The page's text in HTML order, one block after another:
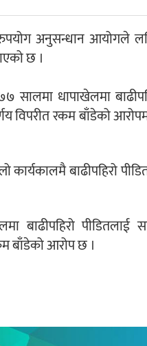
अनुसन्धान आयोगले
छ ।
सालमा धापाखेलमा
विपरीत रकम बाँडेको
कार्यकालमै बाढीपहिरो
बाढीपहिरो
बाँडेको आरोप छ ।